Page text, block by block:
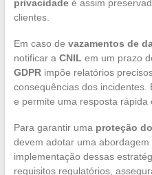
privacidadeé assim
clientes.
Em caso de vazamentos de
notificar a CNIL em um prazo
GDPRimpõe relatórios
consequências dos incidentes.
e permite uma resposta rápida
Para garantir uma proteção
devem adotar uma
implementação dessas
requisitos regulatórios,